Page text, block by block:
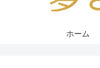
ホーム